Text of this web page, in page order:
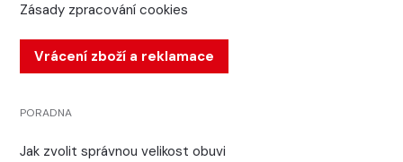
Zásady zpracování cookies
Vrácení zboží a reklamace
PORADNA
Jak zvolit správnou velikost obuvi